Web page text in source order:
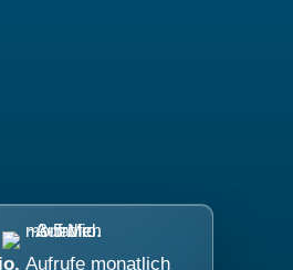
Aufrufe monatlich